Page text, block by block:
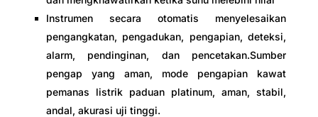
Instrumen secara otomatis menyelesaikan
pengangkatan, pengadukan, pengapian, deteksi,
alarm, pendinginan, dan pencetakan.Sumber
pengap yang aman, mode pengapian kawat
pemanas listrik paduan platinum, aman, stabil,
andal, akurasi uji tinggi.